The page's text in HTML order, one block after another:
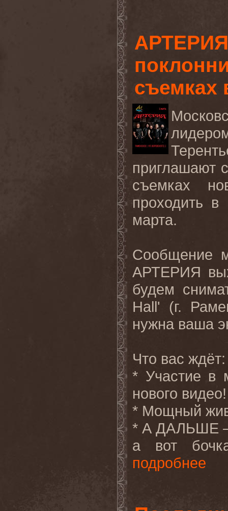
АРТЕРИЯ
съемках
приглашают
съемках
проходить
марта.
Сообщение
АРТЕРИЯ
будем
Hall' (г.
нужна ваша
Что вас ждёт:
* Участие в
нового видео!
* Мощный
* А ДАЛЬШЕ
а вот
подробнее